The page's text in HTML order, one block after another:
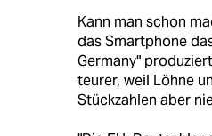
Kann man schon
das Smartphone
Germany"
teurer, weil Löhne
Stückzahlen aber